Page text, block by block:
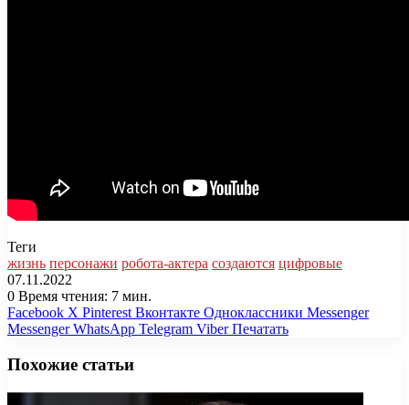
Теги
жизнь персонажи робота-актера создаются цифровые
07.11.2022
0 Время чтения: 7 мин.
Facebook X Pinterest Вконтакте Одноклассники Messenger
Messenger WhatsApp Telegram Viber Печатать
Похожие статьи